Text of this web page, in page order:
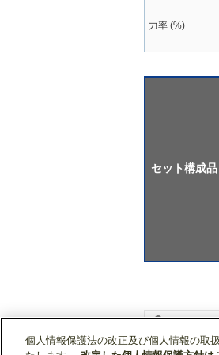
力率 (%)
セット構成品
個人情報保護法の改正及び個人情報の取